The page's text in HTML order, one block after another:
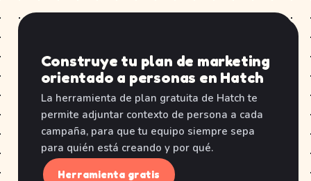
Construye tu plan de marketing
orientado a personas en Hatch
La herramienta de plan gratuita de Hatch te
permite adjuntar contexto de persona a cada
campaña, para que tu equipo siempre sepa
para quién está creando y por qué.
Herramienta gratis